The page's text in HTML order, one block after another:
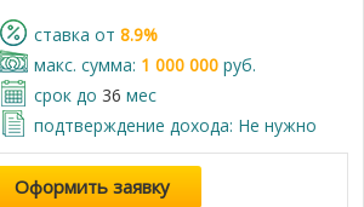
cтавка от 8.9%
макс. сумма: 1 000 000руб.
срок до 36 мес
подтверждение дохода: Не нужно
Оформить заявку